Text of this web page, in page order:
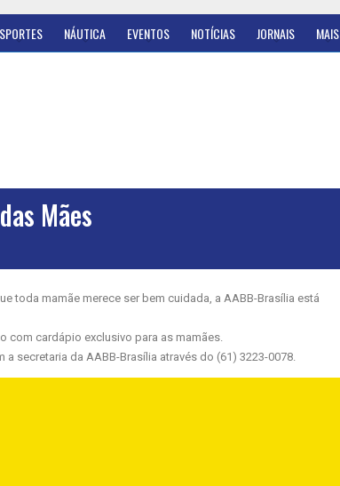
NÁUTICA EVENTOS NOTÍCIAS JORNAIS MAIS
Mães
toda mamãe merece ser bem cuidada, a AABB-Brasília está
com cardápio exclusivo para as mamães.
secretaria da AABB-Brasília através do (61) 3223-0078.